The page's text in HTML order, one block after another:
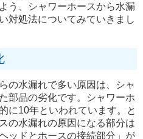
う、シャワーホースから水漏
対処法についてみていきまし
の水漏れで多い原因は、シャ
部品の劣化です。シャワーホ
に10年といわれています。と
の水漏れの原因になる部分は
ッドとホースの接続部分」が